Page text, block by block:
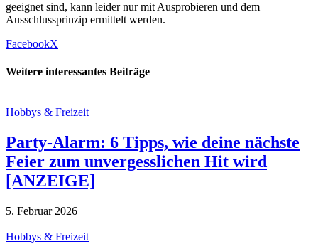
geeignet sind, kann leider nur mit Ausprobieren und dem
Ausschlussprinzip ermittelt werden.
FacebookX
Weitere interessantes Beiträge
Hobbys & Freizeit
Party-Alarm: 6 Tipps, wie deine nächste
Feier zum unvergesslichen Hit wird
[ANZEIGE]
5. Februar 2026
Hobbys & Freizeit